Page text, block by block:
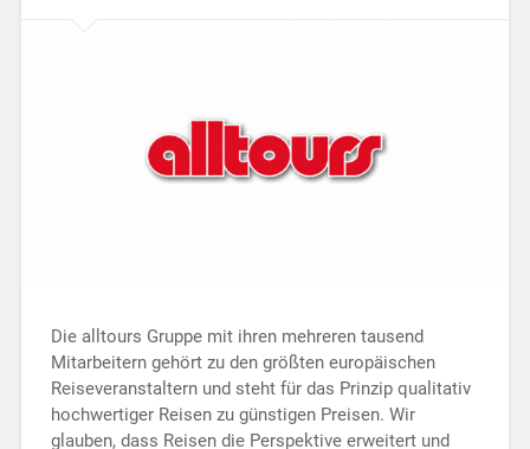
Die alltours Gruppe mit ihren mehreren tausend
Mitarbeitern gehört zu den größten europäischen
Reiseveranstaltern und steht für das Prinzip qualitativ
hochwertiger Reisen zu günstigen Preisen. Wir
glauben, dass Reisen die Perspektive erweitert und